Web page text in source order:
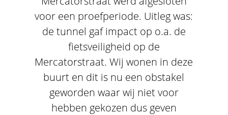
voor een proefperiode. Uitleg was:
de tunnel gaf impact op o.a. de
fietsveiligheid op de
Mercatorstraat. Wij wonen in deze
buurt en dit is nu een obstakel
geworden waar wij niet voor
hebben gekozen dus geven